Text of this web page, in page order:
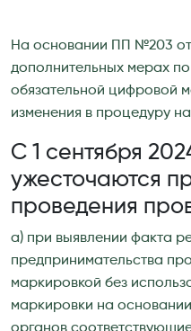
На основании ПП №203
дополнительных мерах
обязательной цифровой
изменения в процедуру
С 1 сентября
ужесточаются
проведения
а) при выявлении факта
предпринимательства
маркировкой без
маркировки на